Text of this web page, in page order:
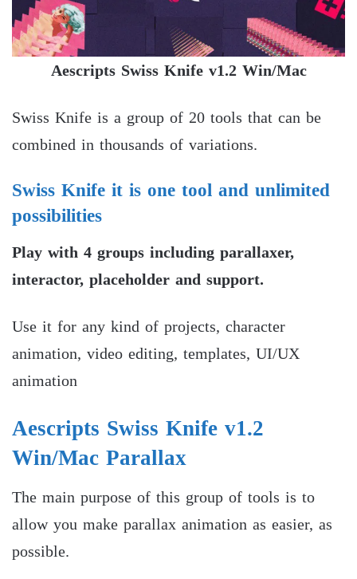
Aescripts Swiss Knife v1.2 Win/Mac
Swiss Knife is a group of 20 tools that can be
combined in thousands of variations.
Swiss Knife it is one tool and unlimited
possibilities
Play with 4 groups including parallaxer,
interactor, placeholder and support.
Use it for any kind of projects, character
animation, video editing, templates, UI/UX
animation
Aescripts Swiss Knife v1.2
Win/MacParallax
The main purpose of this group of tools is to
allow you make parallax animation as easier, as
possible.